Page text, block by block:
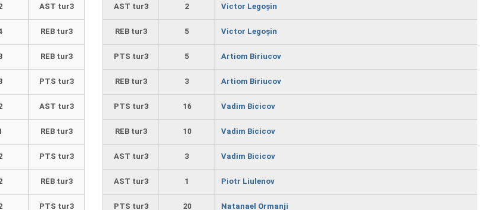
AST tur3
REB tur3
REB tur3
PTS tur3
AST tur3
REB tur3
PTS tur3
REB tur3
PTS tur3
AST tur3 2 Victor Legoșin
REB tur3 5 Victor Legoșin
PTS tur3 5 Artiom Biriucov
REB tur3 3 Artiom Biriucov
PTS tur3 16 Vadim Bicicov
REB tur3 10 Vadim Bicicov
AST tur3 3 Vadim Bicicov
AST tur3 1 Piotr Liulenov
PTS tur3 20 Natanael Ormanji